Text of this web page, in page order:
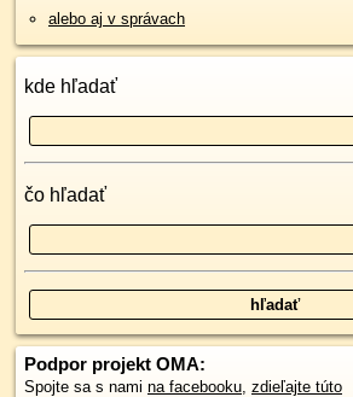
alebo aj v správach
kde hľadať
čo hľadať
Podpor projekt OMA:
Spojte sa s nami na facebooku, zdieľajte túto